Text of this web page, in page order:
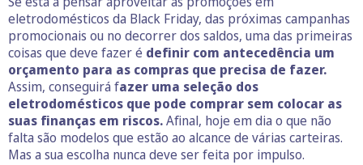
eletrodomésticos da Black Friday, das próximas campanhas
promocionais ou no decorrer dos saldos, uma das primeiras
coisas que deve fazer é definir com antecedência um
orçamento para as compras que precisa de fazer.
Assim, conseguirá fazer uma seleção dos
eletrodomésticos que pode comprar sem colocar as
suas finanças em riscos.Afinal, hoje em dia o que não
falta são modelos que estão ao alcance de várias carteiras.
Mas a sua escolha nunca deve ser feita por impulso.